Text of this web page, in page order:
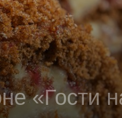
«Гости